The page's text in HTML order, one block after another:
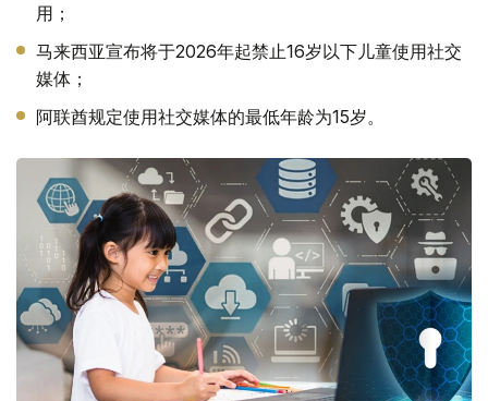
用；
马来西亚宣布将于2026年起禁止16岁以下儿童使用社交
媒体；
阿联酋规定使用社交媒体的最低年龄为15岁。